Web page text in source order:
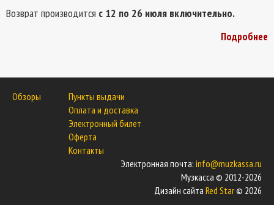
Возврат производится с 12 по 26 июля включительно.
— Билет
— Заявление в свободной форме (скан подписанного заявления) на
— Банковские реквизиты
После отправки полного пакета документов на оформления возврата
в течение недели Вам придет ответ на адрес электронной почты.
Подробнее
Обзоры
Пункты выдачи
Оплата и доставка
Электронный билет
Оферта
Контакты
Электронная почта: info@muzkassa.ru
Музкасса © 2012-2026
Дизайн сайта Red Star© 2026